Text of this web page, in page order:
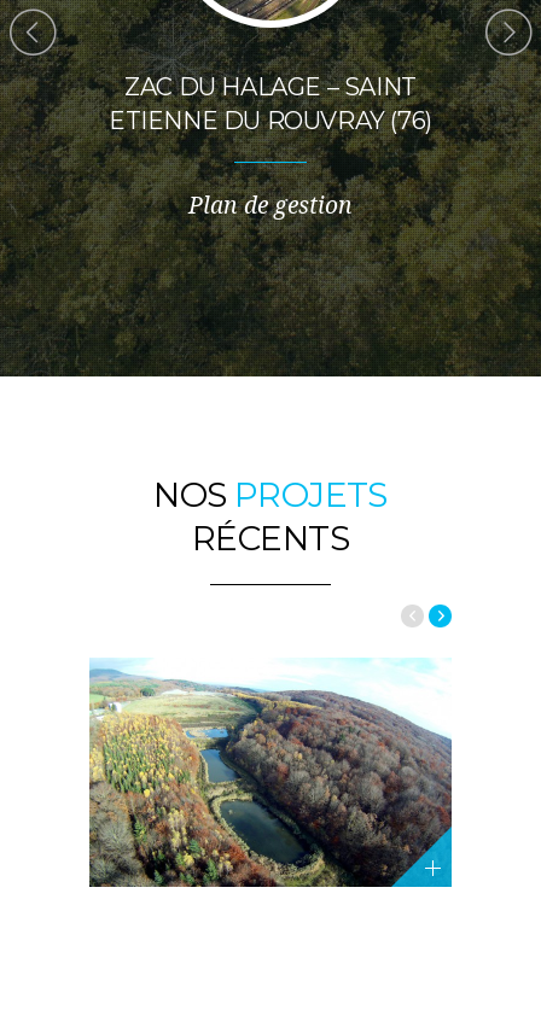
(25)
ZAC DU HALAGE – SAINT
ETIENNE DU ROUVRAY (76)
Plan de gestion
NOS PROJETS
RÉCENTS